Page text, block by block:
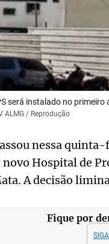
será instalado no primeiro
ALMG / Reprodução
nessa
Hospital de
A decisão
Fique por